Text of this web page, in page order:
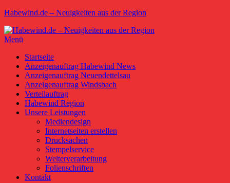
Zum
springen
Habewind.de – Neuigkeiten aus der Region
Menü
Primäres
Menü
Startseite
Anzeigenauftrag Habewind News
Anzeigenauftrag Neuendettelsau
Anzeigenauftrag Windsbach
Verteilauftrag
Habewind Region
Unsere Leistungen
Mediendesign
Internetseiten erstellen
Drucksachen
Stempelservice
Weiterverarbeitung
Folienschriften
Kontakt